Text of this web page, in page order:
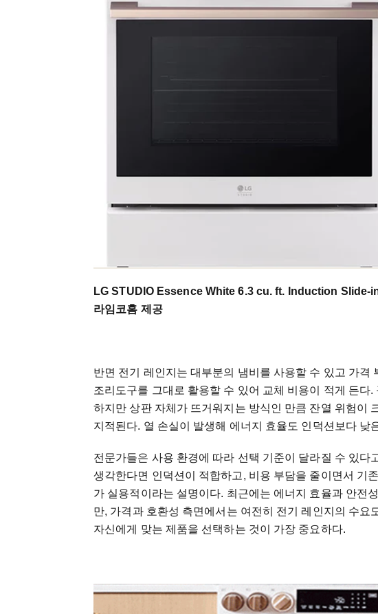
LG STUDIO Essence White 6.3 cu. ft. Induction
라임코홈 제공
반면 전기 레인지는 대부분의 냄비를 사용할 수 있고 가격
조리도구를 그대로 활용할 수 있어 교체 비용이 적게 든다
하지만 상판 자체가 뜨거워지는 방식인 만큼 잔열 위험이
지적된다. 열 손실이 발생해 에너지 효율도 인덕션보다 낮
전문가들은 사용 환경에 따라 선택 기준이 달라질 수 있다
생각한다면 인덕션이 적합하고, 비용 부담을 줄이면서 기
가 실용적이라는 설명이다. 최근에는 에너지 효율과 안전
만, 가격과 호환성 측면에서는 여전히 전기 레인지의 수요
자신에게 맞는 제품을 선택하는 것이 가장 중요하다.